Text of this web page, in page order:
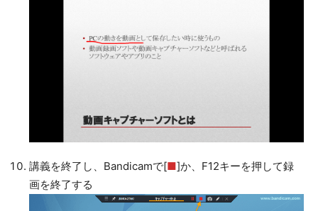
講義を終了し、Bandicamで[■]か、F12キーを押して録
画を終了する